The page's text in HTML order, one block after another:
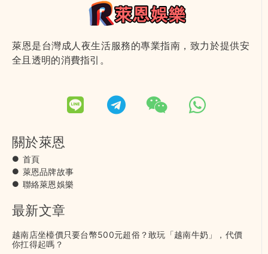
萊恩是台灣成人夜生活服務的專業指南，致力於提供安
全且透明的消費指引。
關於萊恩
首頁
萊恩品牌故事
聯絡萊恩娛樂
最新文章
越南店坐檯價只要台幣500元超俗？敢玩「越南牛奶」，代價
你扛得起嗎？